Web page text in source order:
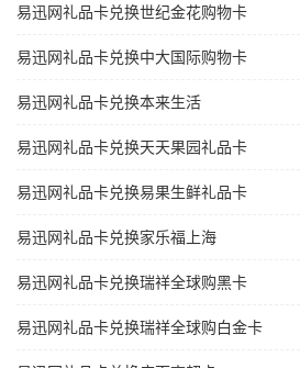
易迅网礼品卡兑换世纪金花购物卡
易迅网礼品卡兑换中大国际购物卡
易迅网礼品卡兑换本来生活
易迅网礼品卡兑换天天果园礼品卡
易迅网礼品卡兑换易果生鲜礼品卡
易迅网礼品卡兑换家乐福上海
易迅网礼品卡兑换瑞祥全球购黑卡
易迅网礼品卡兑换瑞祥全球购白金卡